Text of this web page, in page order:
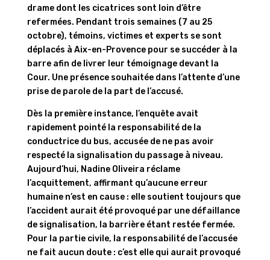
drame dont les cicatrices sont loin d’être
refermées. Pendant trois semaines (7 au 25
octobre), témoins, victimes et experts se sont
déplacés à Aix-en-Provence pour se succéder à la
barre afin de livrer leur témoignage devant la
Cour. Une présence souhaitée dans l’attente d’une
prise de parole de la part de l’accusé.
Dès la première instance, l’enquête avait
rapidement pointé la responsabilité de la
conductrice du bus, accusée de ne pas avoir
respecté la signalisation du passage à niveau.
Aujourd’hui, Nadine Oliveira réclame
l’acquittement, affirmant qu’aucune erreur
humaine n’est en cause : elle soutient toujours que
l’accident aurait été provoqué par une défaillance
de signalisation, la barrière étant restée fermée.
Pour la partie civile, la responsabilité de l’accusée
ne fait aucun doute : c’est elle qui aurait provoqué